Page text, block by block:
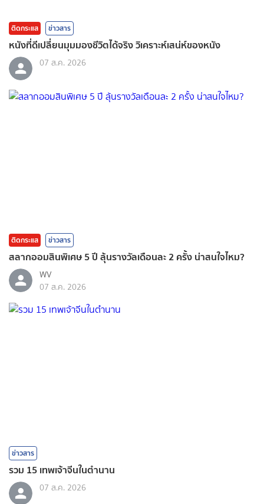
ติดกระแส ข่าวสาร
หนังที่ดีเปลี่ยนมุมมองชีวิตได้จริง วิเคราะห์เสน่ห์ของหนัง
07 ส.ค. 2026
ติดกระแส ข่าวสาร
สลากออมสินพิเศษ 5 ปี ลุ้นรางวัลเดือนละ 2 ครั้ง น่าสนใจไหม?
WV
07 ส.ค. 2026
ข่าวสาร
รวม 15 เทพเจ้าจีนในตำนาน
07 ส.ค. 2026